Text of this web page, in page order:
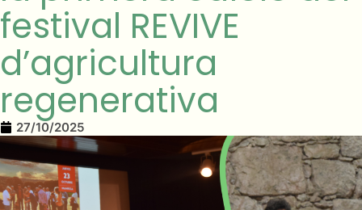
festival REVIVE
d’agricultura
regenerativa
27/10/2025